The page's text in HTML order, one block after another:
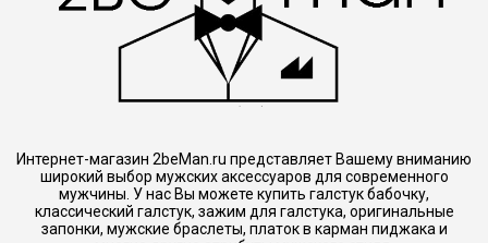
Интернет-магазин 2beMan.ru представляет Вашему вниманию
широкий выбор мужских аксессуаров для современного
мужчины. У нас Вы можете купить галстук бабочку,
классический галстук, зажим для галстука, оригинальные
запонки, мужские браслеты, платок в карман пиджака и